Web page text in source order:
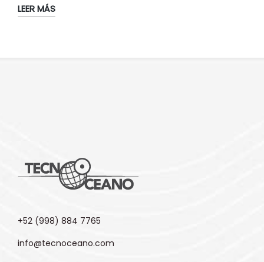
LEER MÁS
+52 (998) 884 7765
info@tecnoceano.com